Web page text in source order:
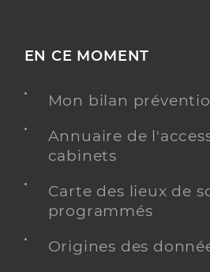
EN CE MOMENT
Mon bilan
Annuaire de
cabinets
Carte des lieux de
programmés
Origines des